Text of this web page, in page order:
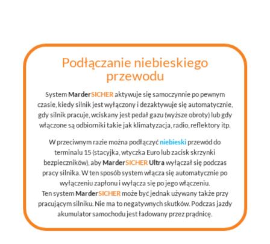
Podłączanie niebieskiego
przewodu
SystemMarderSICHERaktywuje się samoczynnie po pewnym
czasie, kiedy silnik jest wyłączony i dezaktywuje się automatycznie,
gdy silnik pracuje, wciskany jest pedał gazu (wyższe obroty) lub gdy
włączone są odbiorniki takie jak klimatyzacja, radio, reflektory itp.
W przeciwnym razie można podłączyćniebieskiprzewód do
terminalu 15 (stacyjka, wtyczka Euro lub zacisk skrzynki
bezpieczników), abyMarderSICHERUltrawyłączał się podczas
pracy silnika. W ten sposób system włącza się automatycznie po
wyłączeniu zapłonu i wyłącza się po jego włączeniu.
Ten systemMarderSICHERmoże być jednak używany także przy
pracującym silniku. Nie ma to negatywnych skutków. Podczas jazdy
akumulator samochodu jest ładowany przez prądnicę.